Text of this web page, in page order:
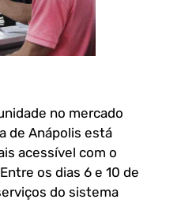
no mercado
de Anápolis está
acessível com o
os dias 6 e 10 de
do sistema